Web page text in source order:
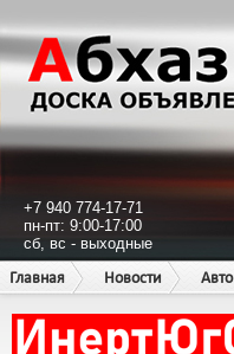
+7 940 774-17-71
пн-пт: 9:00-17:00
сб, вс - выходные
Главная
Новости Авто